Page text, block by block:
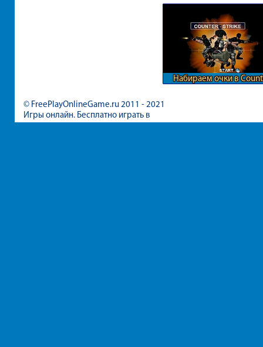
Набираем очки в
© FreePlayOnlineGame.ru 2011 - 2021
Игры онлайн. Бесплатно играть в
игры для девочек и мальчиков